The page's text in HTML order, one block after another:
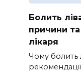
Болить
причини
лікаря
Чому болить
рекомендації